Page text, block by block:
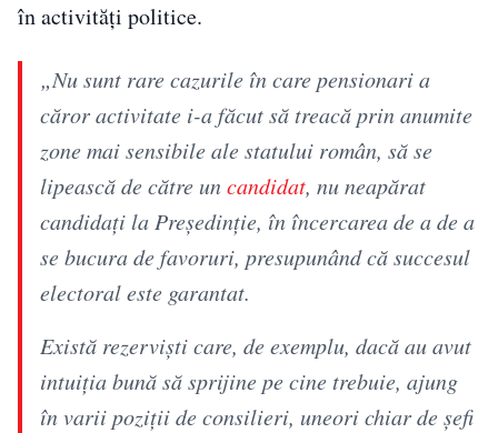
în activități politice.
„Nu sunt rare cazurile în care pensionari a
căror activitate i-a făcut să treacă prin anumite
zone mai sensibile ale statului român, să se
lipească de către uncandidat, nu neapărat
candidați la Președinție, în încercarea de a de a
se bucura de favoruri, presupunând că succesul
electoral este garantat.
Există rezerviști care, de exemplu, dacă au avut
intuiția bună să sprijine pe cine trebuie, ajung
în varii poziții de consilieri, uneori chiar de șefi